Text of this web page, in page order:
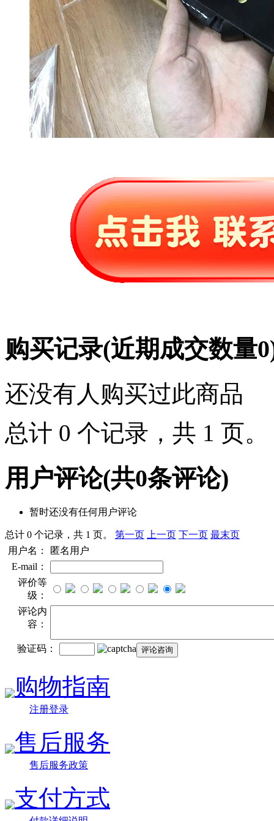
购买记录(近期成交数量0
还没有人购买过此商品
总计 0 个记录，共 1 页。
用户评论(共0条评论)
暂时还没有任何用户评论
总计 0 个记录，共 1 页。 第一页 上一页 下一页 最末页
用户名：
匿名用户
E-mail：
评价等
级：
评论内
容：
验证码：
购物指南
注册登录
售后服务
售后服务政策
支付方式